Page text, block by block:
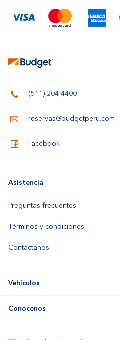
(511) 204 4400
reservas@budgetperu.com
Facebook
Asistencia
Preguntas frecuentes
Términos y condiciones
Contáctanos
Vehículos
Conócenos